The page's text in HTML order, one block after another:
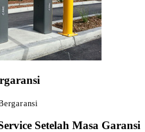
Setelah Masa Garansi